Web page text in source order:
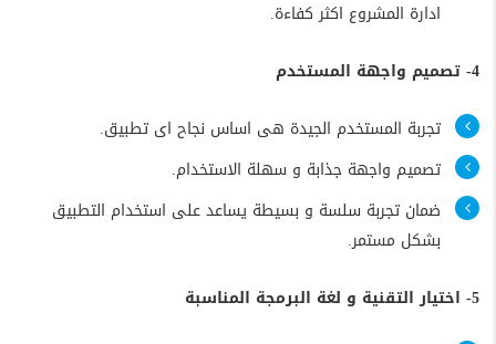
ادارة المشروع اكثر كفاءة.
4- تصميم واجهة المستخدم
تجربة المستخدم الجيدة هى اساس نجاح اى تطبيق.
تصميم واجهة جذابة و سهلة الاستخدام.
ضمان تجربة سلسة و بسيطة يساعد على استخدام التطبيق
بشكل مستمر.
5- اختيار التقنية و لغة البرمجة المناسبة